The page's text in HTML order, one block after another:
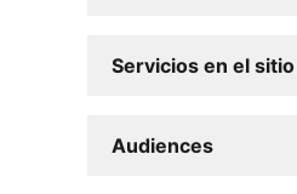
Servicios en el sitio
Audiences